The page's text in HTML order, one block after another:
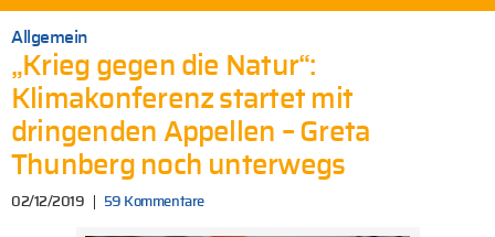
Allgemein
„Krieg gegen die Natur“:
Klimakonferenz startet mit
dringenden Appellen – Greta
Thunberg noch unterwegs
02/12/2019 59 Kommentare